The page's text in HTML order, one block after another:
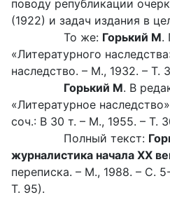
поводу републикации
(1922) и задач издания в
То же: Горький М.
«Литературного
наследство. – М., 1932. – Т.
Горький М. В
«Литературное
соч.: В 30 т. – М., 1955. – Т.
Полный текст:
журналистика начала XX
переписка. – М., 1988. – С.
Т. 95).